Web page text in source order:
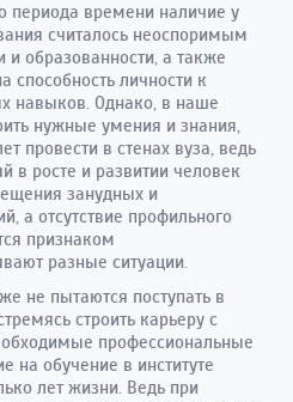
периода времени наличие у
считалось неоспоримым
и образованности, а также
личности к
навыков. Однако, в наше
нужные умения и знания,
провести в стенах вуза, ведь
в росте и развитии человек
занудных и
а отсутствие профильного
признаком
разные ситуации.
не пытаются поступать в
строить карьеру с
профессиональные
на обучение в институте
лет жизни. Ведь при